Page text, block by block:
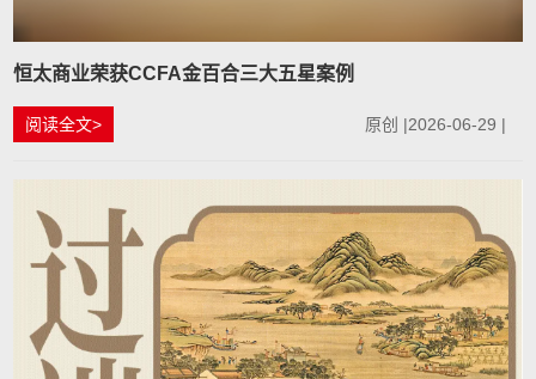
恒太商业荣获CCFA金百合三大五星案例
原创 |2026-06-29 |
阅读全文>